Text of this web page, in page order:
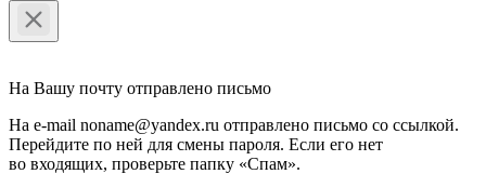
На Вашу почту отправлено письмо
На e-mail noname@yandex.ru отправлено письмо со ссылкой.
Перейдите по ней для смены пароля. Если его нет
во входящих, проверьте папку «Спам».